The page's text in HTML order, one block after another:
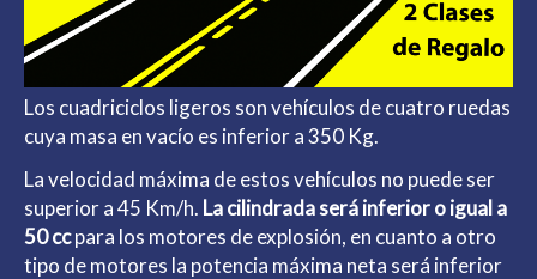
Los cuadriciclos ligeros son vehículos de cuatro ruedas
cuya masa en vacío es inferior a 350 Kg.
La velocidad máxima de estos vehículos no puede ser
superior a 45 Km/h. La cilindrada será inferior o igual a
50 ccpara los motores de explosión, en cuanto a otro
tipo de motores la potencia máxima neta será inferior